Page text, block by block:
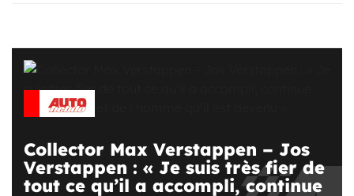
Collector Max Verstappen – Jos
Verstappen : « Je suis très fier de
tout ce qu’il a accompli, continue